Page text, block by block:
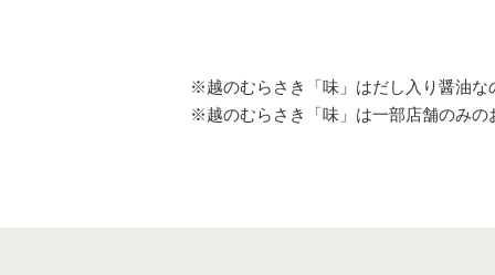
※越のむらさき「味」はだし入り醤油
※越のむらさき「味」は一部店舗のみの